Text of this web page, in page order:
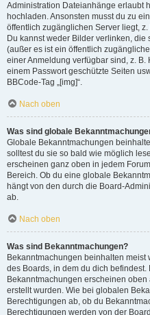
Administration Dateianhänge erlaubt
hochladen. Ansonsten musst du zu
öffentlich zugänglichen Server liegt,
Du kannst weder Bilder verlinken,
(außer es ist ein öffentlich
einer Anmeldung verfügbar sind, z.
einem Passwort geschützte Seiten
BBCode-Tag „[img]“.
Nach oben
Was sind globale
Globale Bekanntmachungen
solltest du sie so bald wie möglich
erscheinen ganz oben in jedem
Bereich. Ob du eine globale
hängt von den durch die Board-
ab.
Nach oben
Was sind Bekanntmachungen?
Bekanntmachungen beinhalten
des Boards, in dem du dich befindest.
Bekanntmachungen erscheinen
erstellt wurden. Wie bei globalen
Berechtigungen ab, ob du
Berechtigungen werden von der